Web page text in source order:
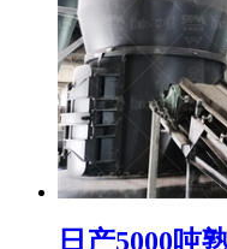
日产5000吨